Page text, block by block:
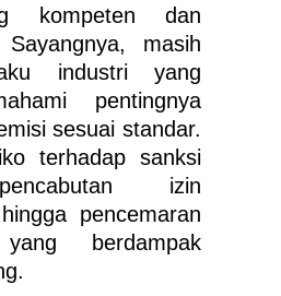
kompeten dan
Sayangnya, masih
industri yang
pentingnya
sesuai standar.
terhadap sanksi
izin
pencemaran
berdampak